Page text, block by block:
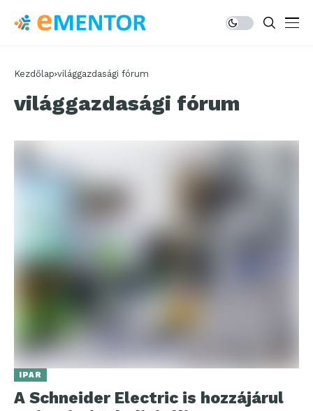
Kezdőlap világgazdasági fórum
világgazdasági fórum
IPAR
A Schneider Electric is hozzájárul